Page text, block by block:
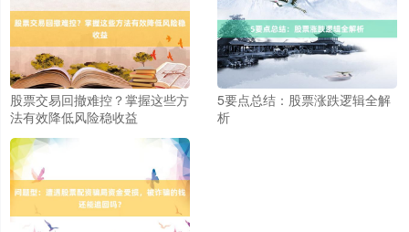
股票交易回撤难控？掌握这些方
法有效降低风险稳收益
5要点总结：股票涨跌逻辑全解
析
北证50 1134.24 +11.37 +1.01%